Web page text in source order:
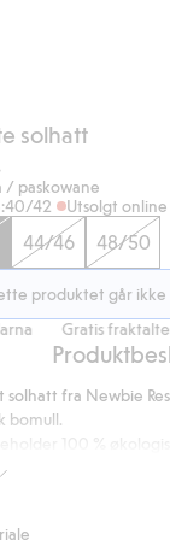
solhatt
/ paskowane
40/42 Utsolgt online
44/46 48/50
produktet går ikke
Gratis
solhatt fra Newbie
bomull.
overskytende